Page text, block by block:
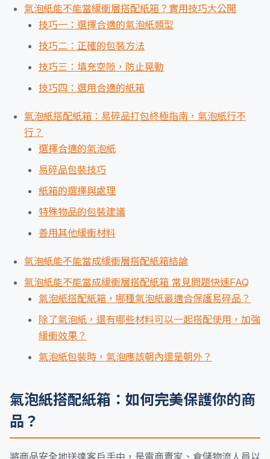
氣泡紙能不能當緩衝層搭配紙箱？實用技巧大公開
技巧一：選擇合適的氣泡紙類型
技巧二：正確的包裝方法
技巧三：填充空隙，防止晃動
技巧四：選用合適的紙箱
氣泡紙搭配紙箱：易碎品打包終極指南，氣泡紙行不
行？
選擇合適的氣泡紙
易碎品包裝技巧
紙箱的選擇與處理
特殊物品的包裝建議
善用其他緩衝材料
氣泡紙能不能當成緩衝層搭配紙箱結論
氣泡紙能不能當成緩衝層搭配紙箱 常見問題快速FAQ
氣泡紙搭配紙箱，哪種氣泡紙最適合保護易碎品？
除了氣泡紙，還有哪些材料可以一起搭配使用，加強
緩衝效果？
氣泡紙包裝時，氣泡應該朝內還是朝外？
氣泡紙搭配紙箱：如何完美保護你的商
品？
將商品安全地送達客戶手中，是電商賣家、倉儲物流人員以